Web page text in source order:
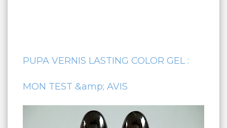
PUPA VERNIS LASTING COLOR GEL :
MON TEST &amp; AVIS